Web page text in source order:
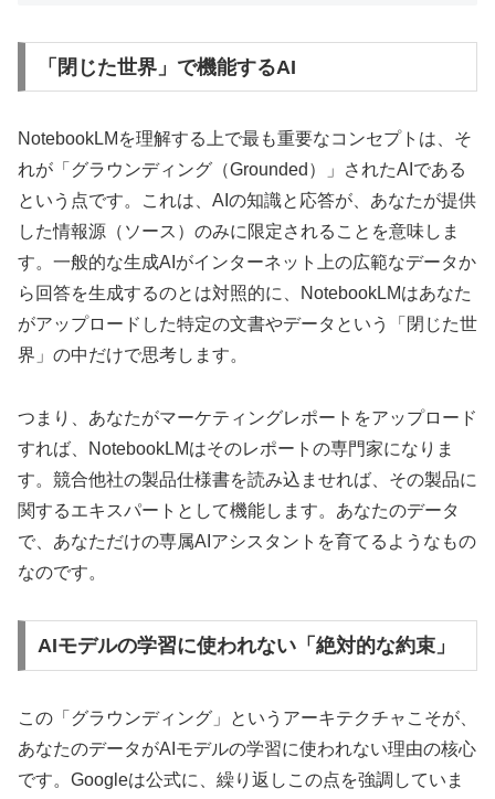
「閉じた世界」で機能するAI
NotebookLMを理解する上で最も重要なコンセプトは、そ
れが「グラウンディング（Grounded）」されたAIである
という点です。これは、AIの知識と応答が、 あなたが提供
した情報源（ソース）のみに限定される ことを意味しま
す。一般的な生成AIがインターネット上の広範なデータか
ら回答を生成するのとは対照的に、NotebookLMはあなた
がアップロードした特定の文書やデータという「閉じた世
界」の中だけで思考します。
つまり、あなたがマーケティングレポートをアップロード
すれば、NotebookLMはそのレポートの専門家になりま
す。競合他社の製品仕様書を読み込ませれば、その製品に
関するエキスパートとして機能します。あなたのデータ
で、あなただけの専属AIアシスタントを育てるようなもの
なのです。
AIモデルの学習に使われない「絶対的な約束」
この「グラウンディング」というアーキテクチャこそが、
あなたのデータがAIモデルの学習に使われない理由の核心
です。Googleは公式に、繰り返しこの点を強調していま